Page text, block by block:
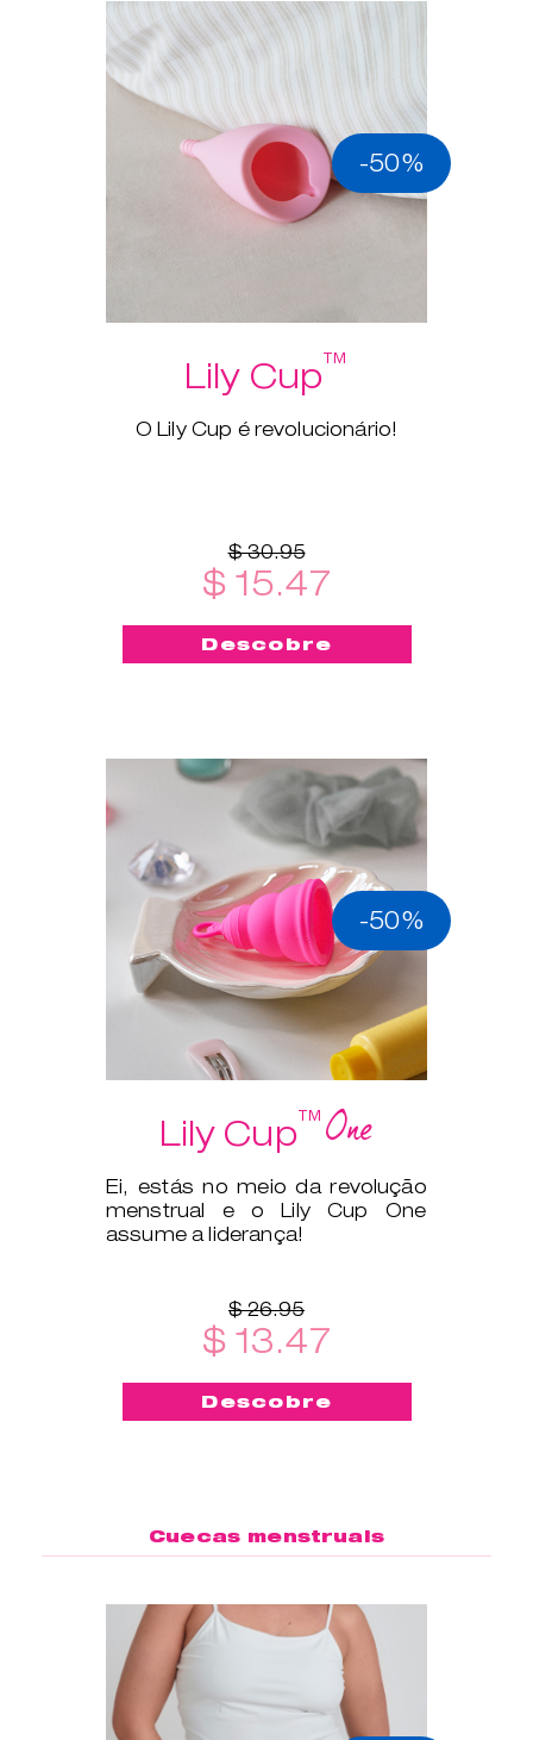
-50%
Lily Cup™
O Lily Cup é revolucionário!
$ 30.95
$ 15.47
Descobre
-50%
Lily Cup™One
Ei, estás no meio da revolução
menstrual e o Lily Cup One
assume a liderança!
$ 26.95
$ 13.47
Descobre
Cuecas menstruais